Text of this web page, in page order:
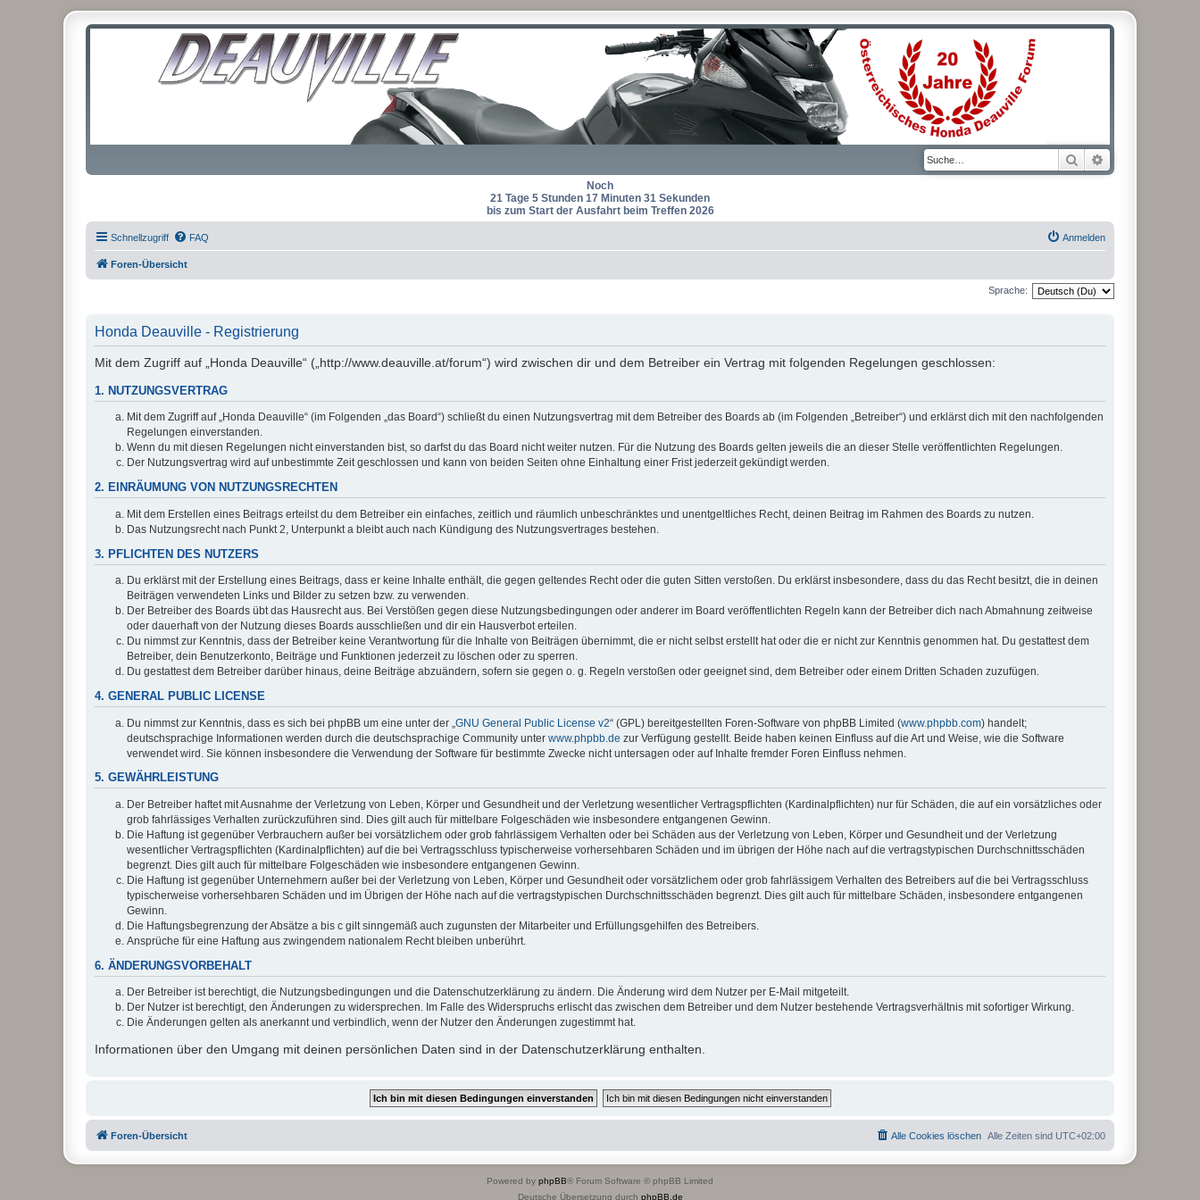
Suche
Noch
21 Tage 5 Stunden 17 Minuten 31 Sekunden
bis zum Start der Ausfahrt beim Treffen 2026
Schnellzugriff FAQ Anmelden
Foren-Übersicht
Sprache:
Honda Deauville - Registrierung
Mit dem Zugriff auf „Honda Deauville“ („http://www.deauville.at/forum“) wird zwischen dir und dem Betreiber ein Vertrag mit folgenden Regelungen geschlossen:
1. NUTZUNGSVERTRAG
Mit dem Zugriff auf „Honda Deauville“ (im Folgenden „das Board“) schließt du einen Nutzungsvertrag mit dem Betreiber des Boards ab (im Folgenden „Betreiber“) und erklärst dich mit den nachfolgenden
Regelungen einverstanden.
Wenn du mit diesen Regelungen nicht einverstanden bist, so darfst du das Board nicht weiter nutzen. Für die Nutzung des Boards gelten jeweils die an dieser Stelle veröffentlichten Regelungen.
Der Nutzungsvertrag wird auf unbestimmte Zeit geschlossen und kann von beiden Seiten ohne Einhaltung einer Frist jederzeit gekündigt werden.
2. EINRÄUMUNG VON NUTZUNGSRECHTEN
Mit dem Erstellen eines Beitrags erteilst du dem Betreiber ein einfaches, zeitlich und räumlich unbeschränktes und unentgeltliches Recht, deinen Beitrag im Rahmen des Boards zu nutzen.
Das Nutzungsrecht nach Punkt 2, Unterpunkt a bleibt auch nach Kündigung des Nutzungsvertrages bestehen.
3. PFLICHTEN DES NUTZERS
Du erklärst mit der Erstellung eines Beitrags, dass er keine Inhalte enthält, die gegen geltendes Recht oder die guten Sitten verstoßen. Du erklärst insbesondere, dass du das Recht besitzt, die in deinen
Beiträgen verwendeten Links und Bilder zu setzen bzw. zu verwenden.
Der Betreiber des Boards übt das Hausrecht aus. Bei Verstößen gegen diese Nutzungsbedingungen oder anderer im Board veröffentlichten Regeln kann der Betreiber dich nach Abmahnung zeitweise
oder dauerhaft von der Nutzung dieses Boards ausschließen und dir ein Hausverbot erteilen.
Du nimmst zur Kenntnis, dass der Betreiber keine Verantwortung für die Inhalte von Beiträgen übernimmt, die er nicht selbst erstellt hat oder die er nicht zur Kenntnis genommen hat. Du gestattest dem
Betreiber, dein Benutzerkonto, Beiträge und Funktionen jederzeit zu löschen oder zu sperren.
Du gestattest dem Betreiber darüber hinaus, deine Beiträge abzuändern, sofern sie gegen o. g. Regeln verstoßen oder geeignet sind, dem Betreiber oder einem Dritten Schaden zuzufügen.
4. GENERAL PUBLIC LICENSE
Du nimmst zur Kenntnis, dass es sich bei phpBB um eine unter der „ GNU General Public License v2“ (GPL) bereitgestellten Foren-Software von phpBB Limited (www.phpbb.com) handelt;
deutschsprachige Informationen werden durch die deutschsprachige Community unter www.phpbb.de zur Verfügung gestellt. Beide haben keinen Einfluss auf die Art und Weise, wie die Software
verwendet wird. Sie können insbesondere die Verwendung der Software für bestimmte Zwecke nicht untersagen oder auf Inhalte fremder Foren Einfluss nehmen.
5. GEWÄHRLEISTUNG
Der Betreiber haftet mit Ausnahme der Verletzung von Leben, Körper und Gesundheit und der Verletzung wesentlicher Vertragspflichten (Kardinalpflichten) nur für Schäden, die auf ein vorsätzliches oder
grob fahrlässiges Verhalten zurückzuführen sind. Dies gilt auch für mittelbare Folgeschäden wie insbesondere entgangenen Gewinn.
Die Haftung ist gegenüber Verbrauchern außer bei vorsätzlichem oder grob fahrlässigem Verhalten oder bei Schäden aus der Verletzung von Leben, Körper und Gesundheit und der Verletzung
wesentlicher Vertragspflichten (Kardinalpflichten) auf die bei Vertragsschluss typischerweise vorhersehbaren Schäden und im übrigen der Höhe nach auf die vertragstypischen Durchschnittsschäden
begrenzt. Dies gilt auch für mittelbare Folgeschäden wie insbesondere entgangenen Gewinn.
Die Haftung ist gegenüber Unternehmern außer bei der Verletzung von Leben, Körper und Gesundheit oder vorsätzlichem oder grob fahrlässigem Verhalten des Betreibers auf die bei Vertragsschluss
typischerweise vorhersehbaren Schäden und im Übrigen der Höhe nach auf die vertragstypischen Durchschnittsschäden begrenzt. Dies gilt auch für mittelbare Schäden, insbesondere entgangenen
Gewinn.
Die Haftungsbegrenzung der Absätze a bis c gilt sinngemäß auch zugunsten der Mitarbeiter und Erfüllungsgehilfen des Betreibers.
Ansprüche für eine Haftung aus zwingendem nationalem Recht bleiben unberührt.
6. ÄNDERUNGSVORBEHALT
Der Betreiber ist berechtigt, die Nutzungsbedingungen und die Datenschutzerklärung zu ändern. Die Änderung wird dem Nutzer per E-Mail mitgeteilt.
Der Nutzer ist berechtigt, den Änderungen zu widersprechen. Im Falle des Widerspruchs erlischt das zwischen dem Betreiber und dem Nutzer bestehende Vertragsverhältnis mit sofortiger Wirkung.
Die Änderungen gelten als anerkannt und verbindlich, wenn der Nutzer den Änderungen zugestimmt hat.
Informationen über den Umgang mit deinen persönlichen Daten sind in der Datenschutzerklärung enthalten.
Foren-Übersicht Alle Zeiten sind UTC+02:00
Alle Cookies löschen
Powered by phpBB® Forum Software © phpBB Limited
Deutsche Übersetzung durch phpBB.de